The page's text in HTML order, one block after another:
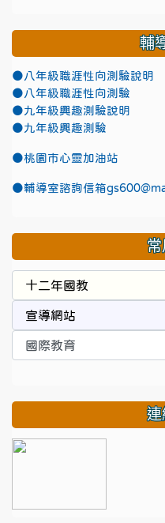
輔
●八年級職涯性向測驗說明
●八年級職涯性向測驗
●九年級興趣測驗說明
●九年級興趣測驗
●桃園市心靈加油站
●輔導室諮詢信箱
常
連